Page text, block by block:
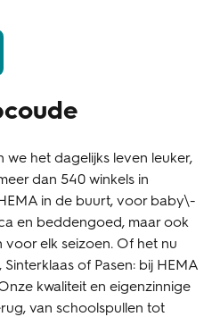
we het dagelijks leven leuker,
dan 540 winkels in
in de buurt, voor baby\-
en beddengoed, maar ook
elk seizoen. Of het nu
of Pasen: bij HEMA
kwaliteit en eigenzinnige
van schoolspullen tot